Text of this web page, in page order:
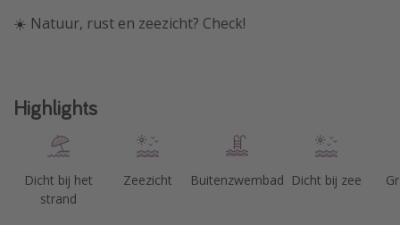
☀️ Natuur, rust en zeezicht? Check!
Highlights
Dicht bij het
strand
Zeezicht Buitenzwembad Dicht bij zee